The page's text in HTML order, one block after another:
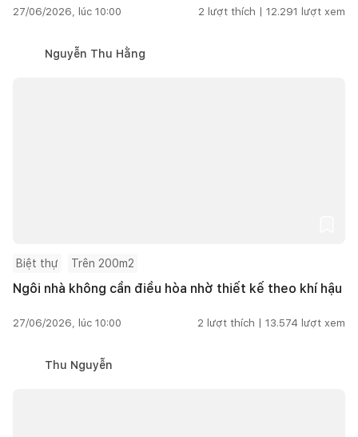
27/06/2026, lúc 10:00 2 lượt thích | 12.291 lượt xem
Nguyễn Thu Hằng
Biệt thự Trên 200m2
Ngôi nhà không cần điều hòa nhờ thiết kế theo khí hậu
27/06/2026, lúc 10:00 2 lượt thích | 13.574 lượt xem
Thu Nguyễn